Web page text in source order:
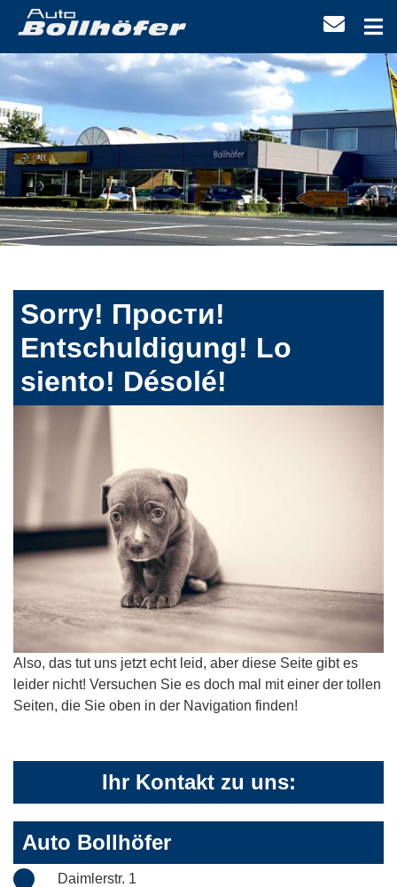
Sorry! Прости!
Entschuldigung! Lo
siento! Désolé!
Also, das tut uns jetzt echt leid, aber diese Seite gibt es
leider nicht! Versuchen Sie es doch mal mit einer der tollen
Seiten, die Sie oben in der Navigation finden!
Ihr Kontakt zu uns:
Auto Bollhöfer
Daimlerstr. 1